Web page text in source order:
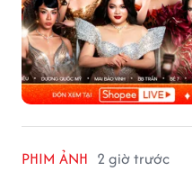
PHIM ẢNH 2 giờ trước